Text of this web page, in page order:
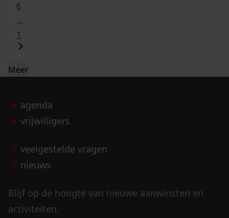
6
...
1
Meer
agenda
vrijwilligers
veelgestelde vragen
nieuws
Blijf op de hoogte van nieuwe aanwinsten en
activiteiten.